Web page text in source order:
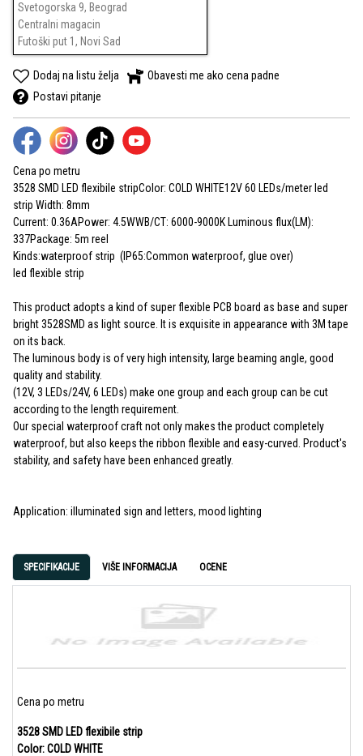
Svetogorska 9, Beograd
Centralni magacin
Futoški put 1, Novi Sad
Dodaj na listu želja
Obavesti me ako cena padne
Postavi pitanje
Cena po metru
3528 SMD LED flexibile stripColor: COLD WHITE12V 60 LEDs/meter led
strip Width: 8mm
Current: 0.36APower: 4.5WWB/CT: 6000-9000K Luminous flux(LM):
337Package: 5m reel
Kinds:waterproof strip (IP65:Common waterproof, glue over)
led flexible strip
This product adopts a kind of super flexible PCB board as base and super
bright 3528SMD as light source. It is exquisite in appearance with 3M tape
on its back.
The luminous body is of very high intensity, large beaming angle, good
quality and stability.
(12V, 3 LEDs/24V, 6 LEDs) make one group and each group can be cut
according to the length requirement.
Our special waterproof craft not only makes the product completely
waterproof, but also keeps the ribbon flexible and easy-curved. Product's
stability, and safety have been enhanced greatly.
Application: illuminated sign and letters, mood lighting
SPECIFIKACIJE VIŠE INFORMACIJA OCENE
Cena po metru
3528 SMD LED flexibile strip
Color: COLD WHITE